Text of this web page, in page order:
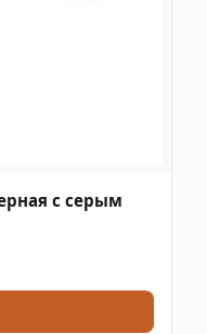
с серым